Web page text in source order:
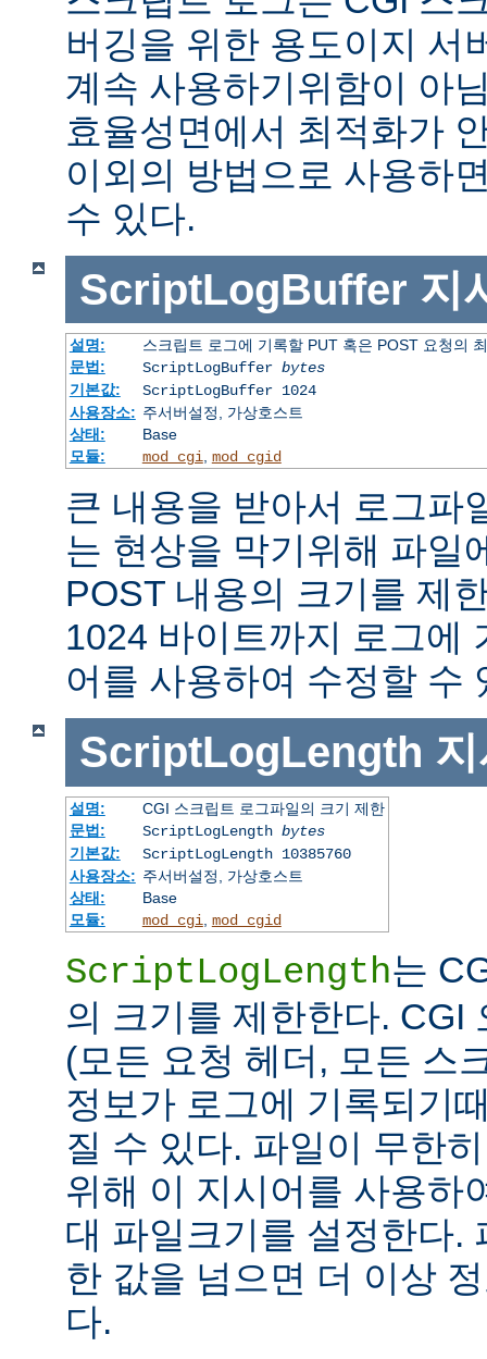
버깅을 위한 용도이지 서
계속 사용하기위함이 아
효율성면에서 최적화가
이외의 방법으로 사용하
수 있다.
ScriptLogBuffer 지
설명:
스크립트 로그에 기록할 PUT 혹은 POST 요청의
문법:
ScriptLogBuffer bytes
기본값:
ScriptLogBuffer 1024
사용장소: 주서버설정, 가상호스트
상태:
Base
모듈:
mod_cgi, mod_cgid
큰 내용을 받아서 로그파
는 현상을 막기위해 파일
POST 내용의 크기를 제
1024 바이트까지 로그에
어를 사용하여 수정할 수
ScriptLogLength
설명:
CGI 스크립트 로그파일의 크기 제한
문법:
ScriptLogLength bytes
기본값:
ScriptLogLength 10385760
사용장소: 주서버설정, 가상호스트
상태:
Base
모듈:
mod_cgi mod_cgid
ScriptLogLength는
의 크기를 제한한다. CGI
(모든 요청 헤더, 모든 스
정보가 로그에 기록되기
질 수 있다. 파일이 무한
위해 이 지시어를 사용하
대 파일크기를 설정한다.
한 값을 넘으면 더 이상
다.